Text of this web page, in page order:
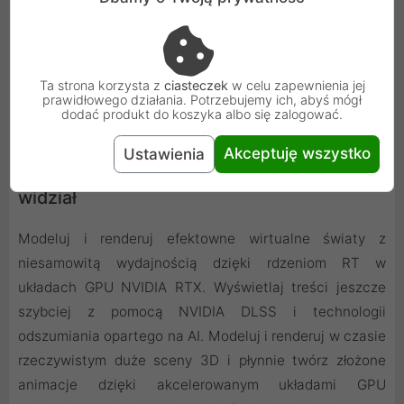
Animacja 3D - wydajność, jakiej świat nie
widział
Modeluj i renderuj efektowne wirtualne światy z
niesamowitą wydajnością dzięki rdzeniom RT w
układach GPU NVIDIA RTX. Wyświetlaj treści jeszcze
szybciej z pomocą NVIDIA DLSS i technologii
odszumiania opartego na AI. Modeluj i renderuj w czasie
rzeczywistym duże sceny 3D i płynnie twórz złożone
animacje dzięki akcelerowanym układami GPU
Ta strona korzysta z ciasteczek w celu zapewnienia jej
prawidłowego działania. Potrzebujemy ich, abyś mógł
dodać produkt do koszyka albo się zalogować.
Ustawienia Akceptuję wszystko